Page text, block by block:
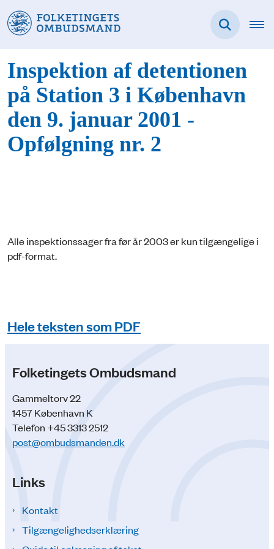
Inspektion af detentionen
på Station 3 i København
den 9. januar 2001 -
Opfølgning nr. 2
Alle inspektionssager fra før år 2003 er kun tilgængelige i
pdf-format.
Hele teksten som PDF
Folketingets Ombudsmand
Gammeltorv 22
1457 København K
Telefon +45 3313 2512
post@ombudsmanden.dk
Links
Kontakt
Tilgængelighedserklæring